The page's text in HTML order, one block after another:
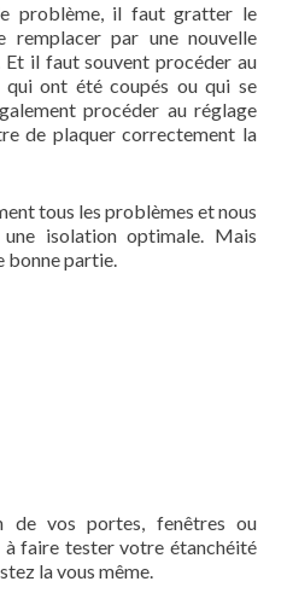
problème, il faut gratter le
remplacer par une nouvelle
Et il faut souvent procéder au
qui ont été coupés ou qui se
procéder au réglage
de plaquer correctement la
tous les problèmes et nous
isolation optimale. Mais
bonne partie.
de vos portes, fenêtres ou
à faire tester votre étanchéité
la vous même.